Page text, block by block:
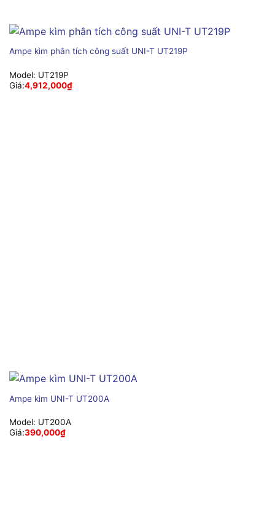
Ampe kìm phân tích công suất UNI-T UT219P
Model: UT219P
Giá:4,912,000₫
Ampe kìm UNI-T UT200A
Model: UT200A
Giá:390,000₫